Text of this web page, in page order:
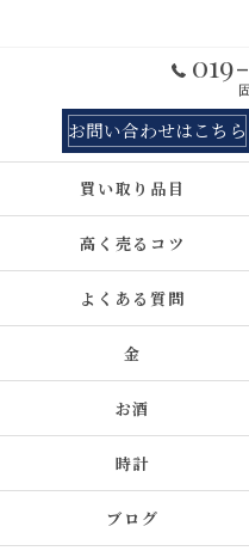
お問い合わせはこちら
買い取り品目
高く売るコツ
よくある質問
金
お酒
時計
ブログ